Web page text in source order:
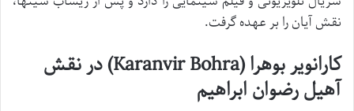
نقش آیان را بر عهده گرفت.
کارانویر بوهرا (Karanvir Bohra) در نقش
آهیل رضوان ابراهیم